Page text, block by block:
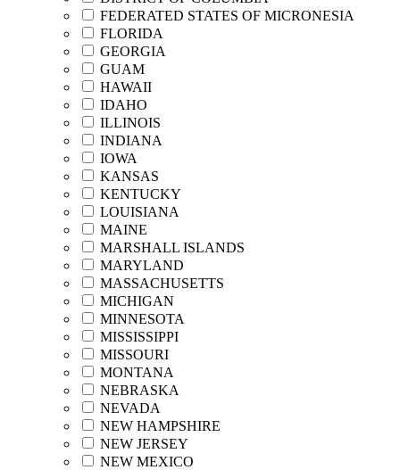
FEDERATED STATES OF MICRONESIA
FLORIDA
GEORGIA
GUAM
HAWAII
IDAHO
ILLINOIS
INDIANA
IOWA
KANSAS
KENTUCKY
LOUISIANA
MAINE
MARSHALL ISLANDS
MARYLAND
MASSACHUSETTS
MICHIGAN
MINNESOTA
MISSISSIPPI
MISSOURI
MONTANA
NEBRASKA
NEVADA
NEW HAMPSHIRE
NEW JERSEY
NEW MEXICO